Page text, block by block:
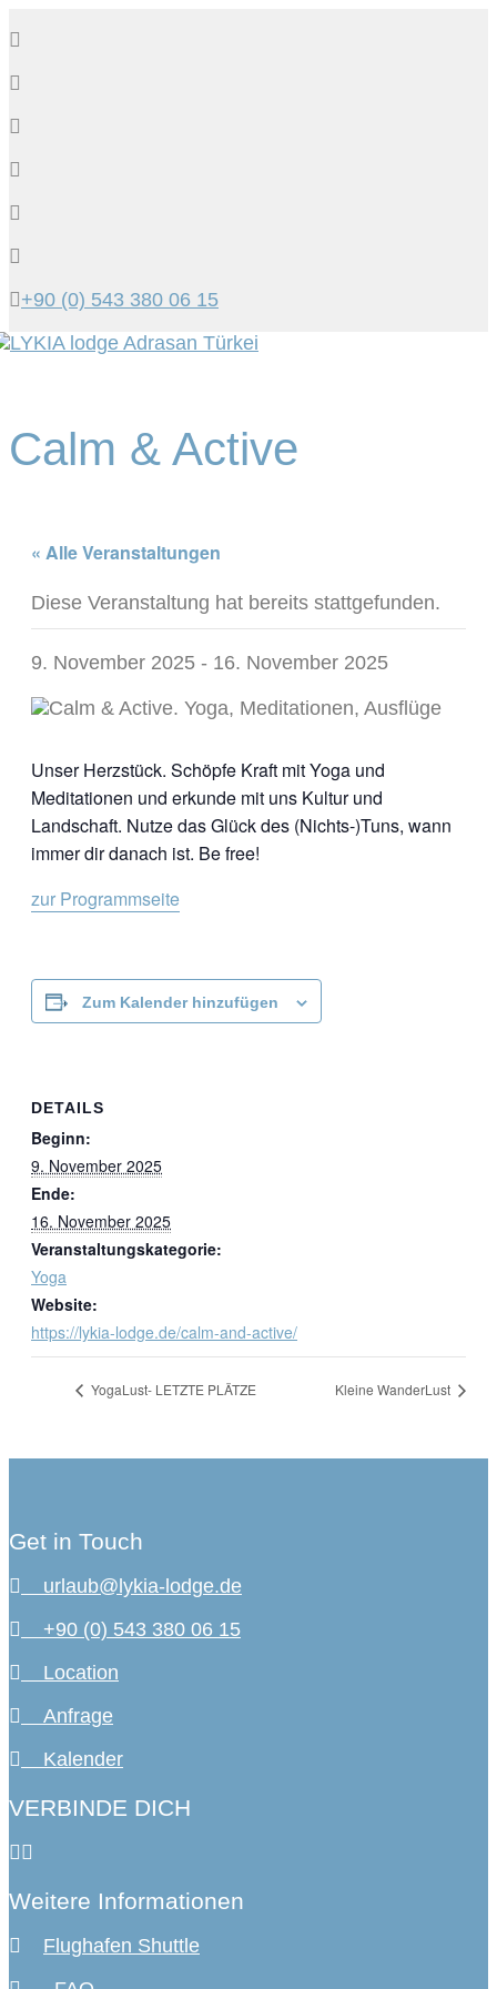
+90 (0) 543 380 06 15
Calm & Active
« Alle Veranstaltungen
Diese Veranstaltung hat bereits stattgefunden.
9. November 2025 - 16. November 2025
Unser Herzstück. Schöpfe Kraft mit Yoga und
Meditationen und erkunde mit uns Kultur und
Landschaft. Nutze das Glück des (Nichts-)Tuns, wann
immer dir danach ist. Be free!
zur Programmseite
Zum Kalender hinzufügen
DETAILS
Beginn:
9. November 2025
Ende:
16. November 2025
Veranstaltungskategorie:
Yoga
Website:
https://lykia-lodge.de/calm-and-active/
YogaLust- LETZTE PLÄTZE Kleine WanderLust
Get in Touch
urlaub@lykia-lodge.de
+90 (0) 543 380 06 15
Location
Anfrage
Kalender
VERBINDE DICH
Weitere Informationen
Flughafen Shuttle